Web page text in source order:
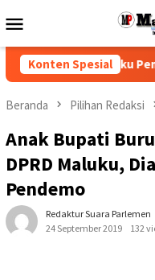
ke
Mobile
Konten Spesial
Tindak Pelaku
Beranda Pilihan Redaksi
Anak Bupati
DPRD Maluku,
Pendemo
Redaktur Suara Parlemen
24 September 2019
132